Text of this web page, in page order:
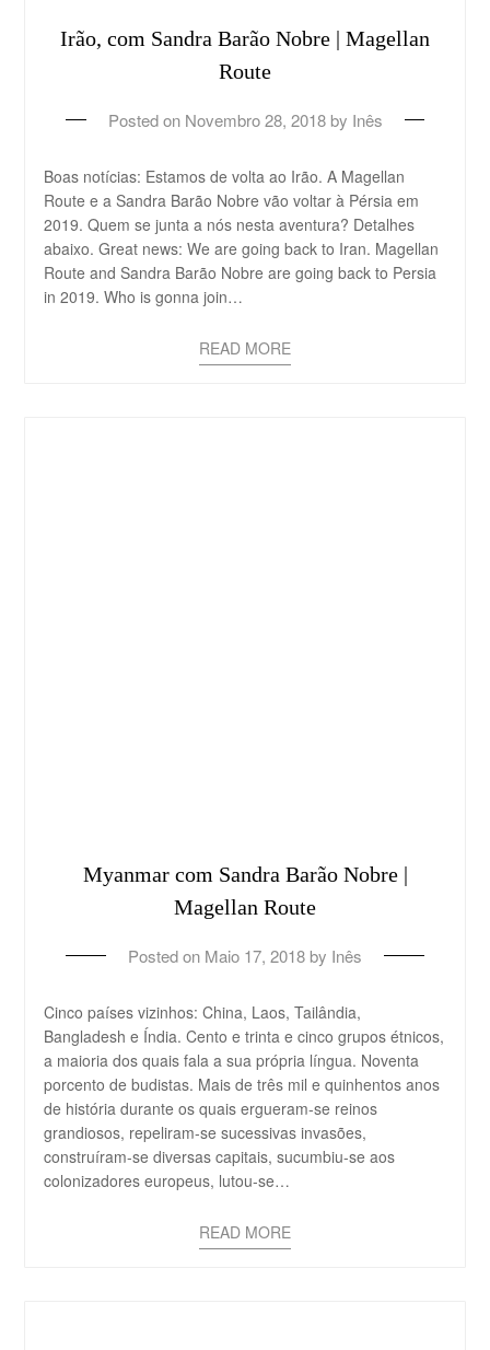
Irão, com Sandra Barão Nobre | Magellan
Route
Posted on Novembro 28, 2018by Inês
Boas notícias: Estamos de volta ao Irão. A Magellan
Route e a Sandra Barão Nobre vão voltar à Pérsia em
2019. Quem se junta a nós nesta aventura? Detalhes
abaixo. Great news: We are going back to Iran. Magellan
Route and Sandra Barão Nobre are going back to Persia
in 2019. Who is gonna join…
READ MORE
Myanmar com Sandra Barão Nobre |
Magellan Route
Posted on Maio 17, 2018 by Inês
Cinco países vizinhos: China, Laos, Tailândia,
Bangladesh e Índia. Cento e trinta e cinco grupos étnicos,
a maioria dos quais fala a sua própria língua. Noventa
porcento de budistas. Mais de três mil e quinhentos anos
de história durante os quais ergueram-se reinos
grandiosos, repeliram-se sucessivas invasões,
construíram-se diversas capitais, sucumbiu-se aos
colonizadores europeus, lutou-se…
READ MORE